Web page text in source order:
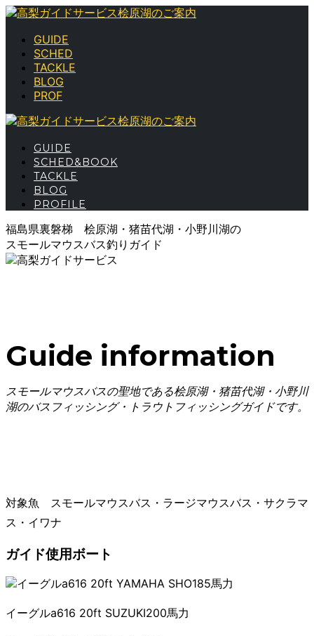
GUIDE
SCHED
TACKLE
BLOG
PROF
GUIDE
SCHED&BOOK
TACKLE
BLOG
PROFILE
福島県裏磐梯 桧原湖・猪苗代湖・小野川湖の
スモールマウスバス釣りガイド
Guide information
スモールマウスバスの聖地である桧原湖・猪苗代湖・小野川
湖のバスフィッシング・トラウトフィッシングガイドです。
対象魚 スモールマウスバス・ラージマウスバス・サクラマ
ス・イワナ
ガイド使用ボート
イーグルa616 20ft SUZUKI200馬力